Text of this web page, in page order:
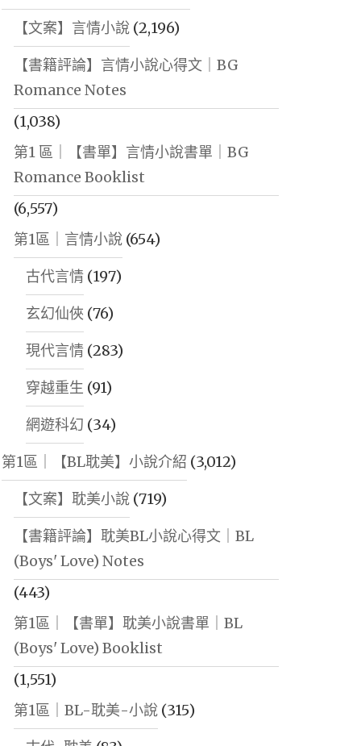
【文案】言情小說(2,196)
【書籍評論】言情小說心得文｜BG
Romance Notes
(1,038)
第1 區｜【書單】言情小說書單｜BG
Romance Booklist
(6,557)
第1區｜言情小說(654)
古代言情(197)
玄幻仙俠 (76)
現代言情(283)
穿越重生 (91)
網遊科幻 (34)
第1區｜【BL耽美】小說介紹 (3,012)
【文案】耽美小說(719)
【書籍評論】耽美BL小說心得文｜BL
(Boys' Love) Notes
(443)
第1區｜【書單】耽美小說書單｜BL
(Boys' Love) Booklist
(1,551)
第1區｜BL-耽美-小說(315)